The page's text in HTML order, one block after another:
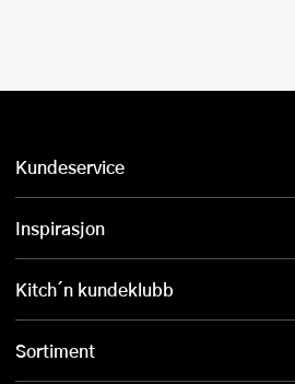
Kundeservice
Inspirasjon
Kitch´n kundeklubb
Sortiment